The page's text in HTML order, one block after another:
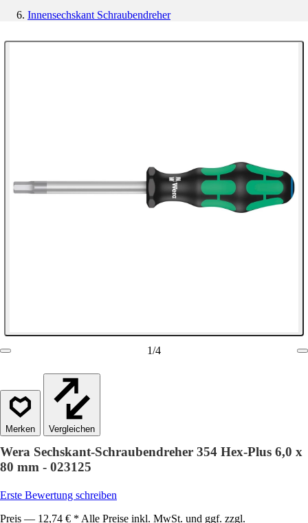
Innensechskant Schraubendreher
1/4
Vergleichen
Wera Sechskant-Schraubendreher 354 Hex-Plus 6,0 x
80 mm - 023125
Erste Bewertung schreiben
Preis — 12,74 € * Alle Preise inkl. MwSt. und ggf. zzgl.